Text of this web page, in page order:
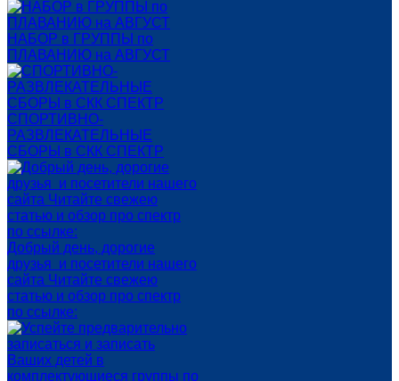
НАБОР в ГРУППЫ по
ПЛАВАНИЮ на АВГУСТ
СПОРТИВНО-
РАЗВЛЕКАТЕЛЬНЫЕ
СБОРЫ в СКК СПЕКТР
Добрый день, дорогие
друзья и посетители нашего
сайта Читайте свежею
статью и обзор про спектр
по ссылке: